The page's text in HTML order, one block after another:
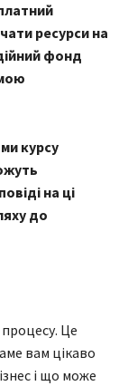
ресурси на
фонд
курсу
на ці
до
процесу. Це
вам цікаво
і що може